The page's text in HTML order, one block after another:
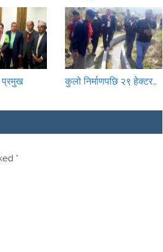
प्रमुख
कुलो निर्माणपछि २९ हेक्टर…
*